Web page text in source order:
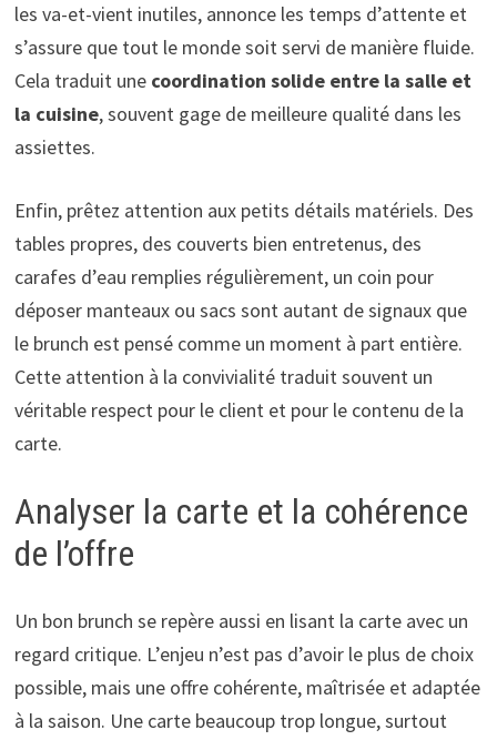
les va-et-vient inutiles, annonce les temps d’attente et
s’assure que tout le monde soit servi de manière fluide.
Cela traduit une coordination solide entre la salle et
la cuisine, souvent gage de meilleure qualité dans les
assiettes.
Enfin, prêtez attention aux petits détails matériels. Des
tables propres, des couverts bien entretenus, des
carafes d’eau remplies régulièrement, un coin pour
déposer manteaux ou sacs sont autant de signaux que
le brunch est pensé comme un moment à part entière.
Cette attention à la convivialité traduit souvent un
véritable respect pour le client et pour le contenu de la
carte.
Analyser la carte et la cohérence
de l’offre
Un bon brunch se repère aussi en lisant la carte avec un
regard critique. L’enjeu n’est pas d’avoir le plus de choix
possible, mais une offre cohérente, maîtrisée et adaptée
à la saison. Une carte beaucoup trop longue, surtout